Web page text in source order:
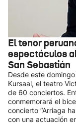
El tenor
espectáculos
San Sebastián
Desde este
Kursaal, el teatro
de 60 conciertos.
conmemorará el
concierto “Arriaga
con una actuación